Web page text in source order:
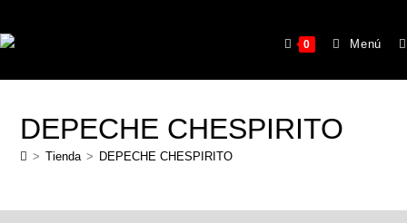
0 Menú
DEPECHE CHESPIRITO
> Tienda > DEPECHE CHESPIRITO